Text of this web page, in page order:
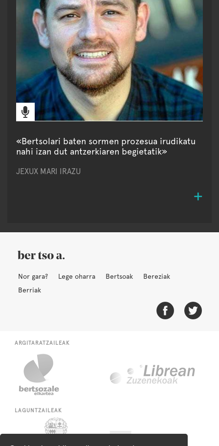
«Bertsolari baten sormen prozesua irudikatu
nahi izan dut antzerkiaren begietatik»
JEXUX MARI IRAZU
Nor gara? Lege oharra Bertsoak
Bereziak
Berriak
ARGITARATZAILEAK
LAGUNTZAILEAK